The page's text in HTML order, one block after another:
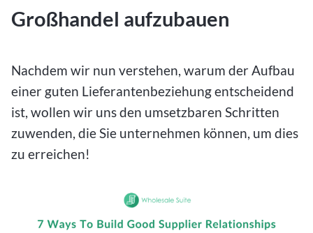
Großhandel aufzubauen
Nachdem wir nun verstehen, warum der Aufbau
einer guten Lieferantenbeziehung entscheidend
ist, wollen wir uns den umsetzbaren Schritten
zuwenden, die Sie unternehmen können, um dies
zu erreichen!